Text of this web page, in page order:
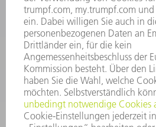
KONTAKT
Service TRUMPF
+49 7156 303
Mo - Fr: 07:30 -
Additive Manufacturing